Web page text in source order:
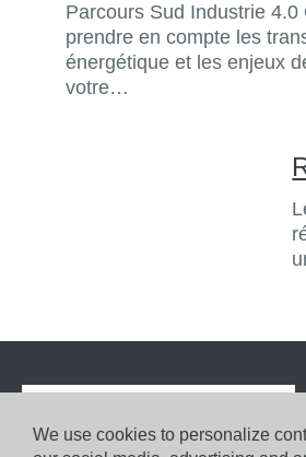
Parcours Sud Industrie
prendre en compte les
énergétique et les enjeux
votre…
We use cookies to personalize